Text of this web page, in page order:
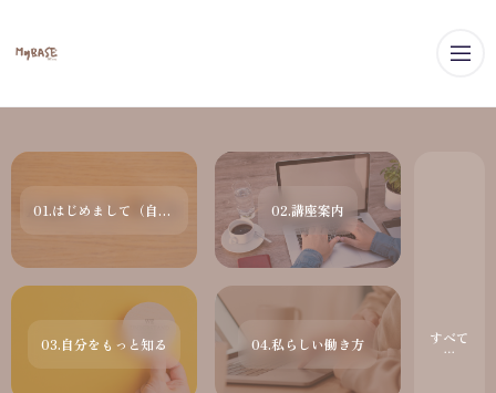
メ
01.はじめまして（自己紹介） 02.講座案内
03.自分をもっと知る 04.私らしい働き方 すべて